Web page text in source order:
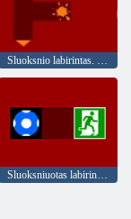
Sluoksniuotas labirintas